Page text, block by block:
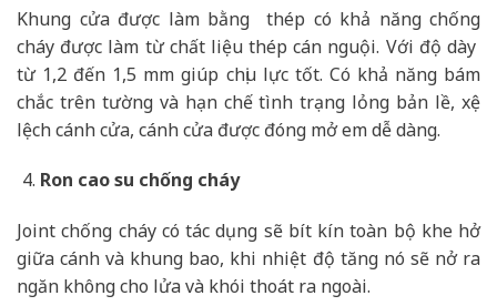
Khung cửa được làm bằng thép có khả năng chống
cháy được làm từ chất liệu thép cán nguội. Với độ dày
từ 1,2 đến 1,5 mm giúp chịu lực tốt. Có khả năng bám
chắc trên tường và hạn chế tình trạng lỏng bản lề, xệ
lệch cánh cửa, cánh cửa được đóng mở em dễ dàng.
Ron cao su chống cháy
Joint chống cháy có tác dụng sẽ bít kín toàn bộ khe hở
giữa cánh và khung bao, khi nhiệt độ tăng nó sẽ nở ra
ngăn không cho lửa và khói thoát ra ngoài.